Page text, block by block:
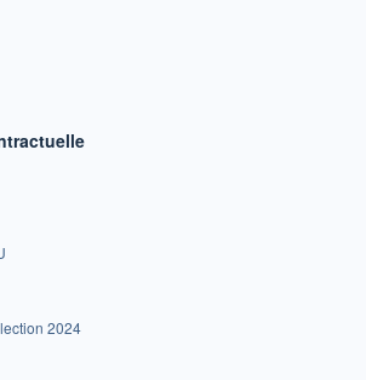
2024